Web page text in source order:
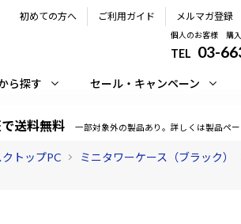
初めての方へ ご利用ガイド メルマガ登録
個人のお客様 購
TEL 03-
ら探す セール・キャンペーン
送料無料 一部対象外の製品あり。詳しくは製品ペー
クトップPC ミニタワーケース（ブラック）